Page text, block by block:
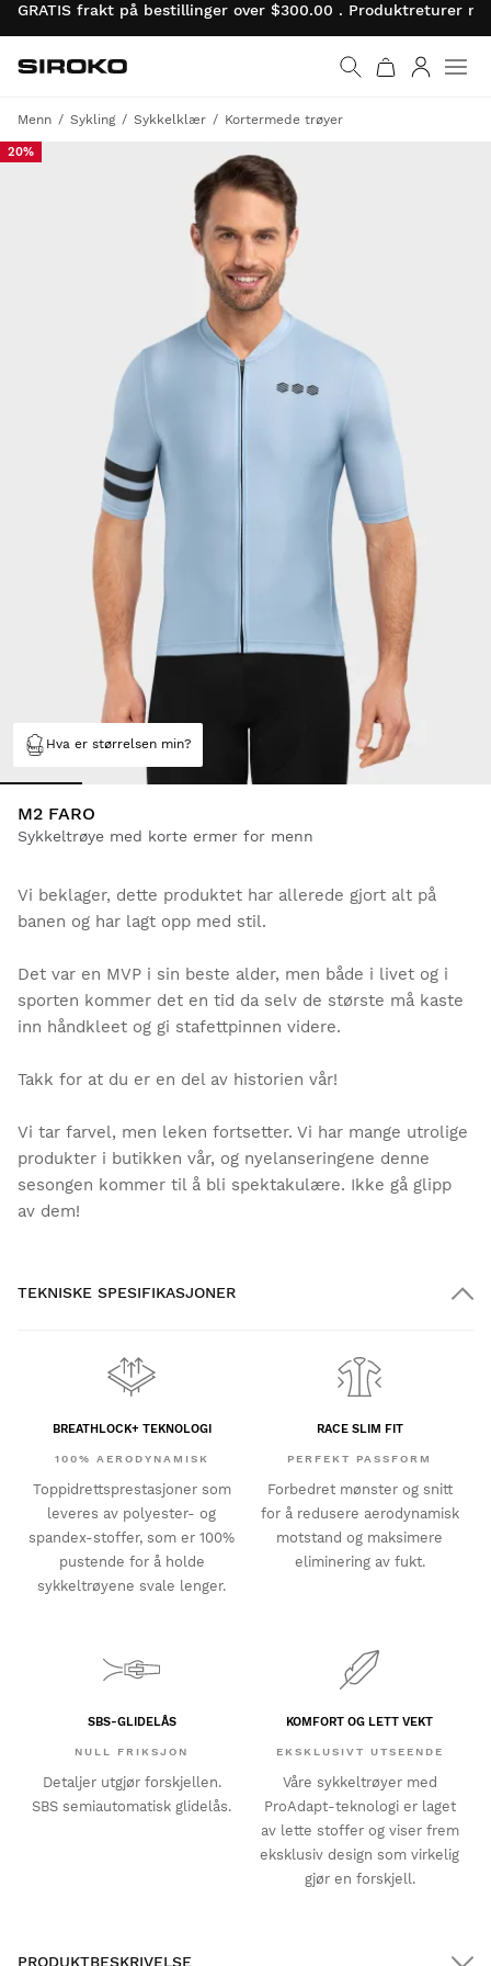
GRATIS frakt på bestillinger over $300.00 . Produktreturer
Gå til startsiden
Siroko.com
Menn Sykling Sykkelklær Kortermede trøyer
20%
Hva er størrelsen min?
M2 FARO
Sykkeltrøye med korte ermer for menn
Vi beklager, dette produktet har allerede gjort alt på
banen og har lagt opp med stil.
Det var en MVP i sin beste alder, men både i livet og i
sporten kommer det en tid da selv de største må kaste
inn håndkleet og gi stafettpinnen videre.
Takk for at du er en del av historien vår!
Vi tar farvel, men leken fortsetter. Vi har mange utrolige
produkter i butikken vår, og nyelanseringene denne
sesongen kommer til å bli spektakulære. Ikke gå glipp
av dem!
TEKNISKE SPESIFIKASJONER
BREATHLOCK+ TEKNOLOGI
100% AERODYNAMISK
Toppidrettsprestasjoner som
leveres av polyester- og
spandex-stoffer, som er 100%
pustende for å holde
sykkeltrøyene svale lenger.
RACE SLIM FIT
PERFEKT PASSFORM
Forbedret mønster og snitt
for å redusere aerodynamisk
motstand og maksimere
eliminering av fukt.
SBS-GLIDELÅS
NULL FRIKSJON
Detaljer utgjør forskjellen.
SBS semiautomatisk glidelås.
KOMFORT OG LETT VEKT
EKSKLUSIVT UTSEENDE
Våre sykkeltrøyer med
ProAdapt-teknologi er laget
av lette stoffer og viser frem
eksklusiv design som virkelig
gjør en forskjell.
PRODUKTBESKRIVELSE